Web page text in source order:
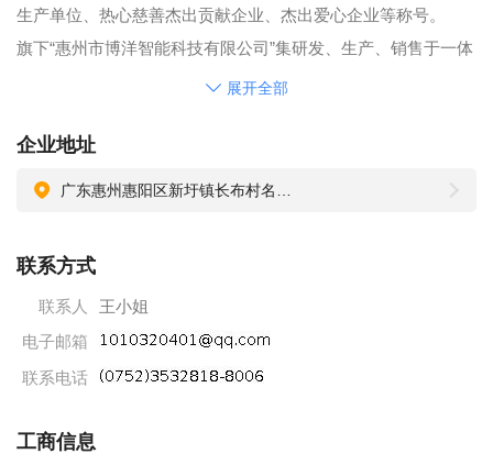
生产单位、热心慈善杰出贡献企业、杰出爱心企业等称号。
旗下“惠州市博洋智能科技有限公司”集研发、生产、销售于一体
售于一体专业化的功能、休闲沙发的现代化工业园。
名博集团自建工业园16万平方，位于惠州市惠阳区，新工业园
爱护，坚持创新、学习、团结、共赢的发展思路，努力担当社
会责任，为成为百年名企而共同努力奋斗。因集团飞速发展需
要，惠州工业园新宽敞舒适的办公场所和生产车间，先进的智
能机器设备，货源充足，工资合理，每月出粮准时，广阔而良
佳机遇。是千里马，你就加入我们团队吧！"
展开全部
企业地址
联系方式
联系人
王小姐
电子邮箱
联系电话
工商信息